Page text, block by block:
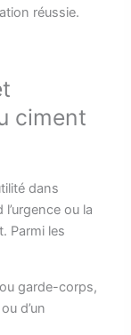
réussie.
ciment
dans
ou la
Parmi les
garde-corps,
d’un